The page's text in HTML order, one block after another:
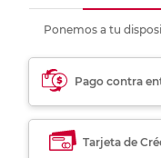
Ponemos a tu
Pago contra
Tarjeta de